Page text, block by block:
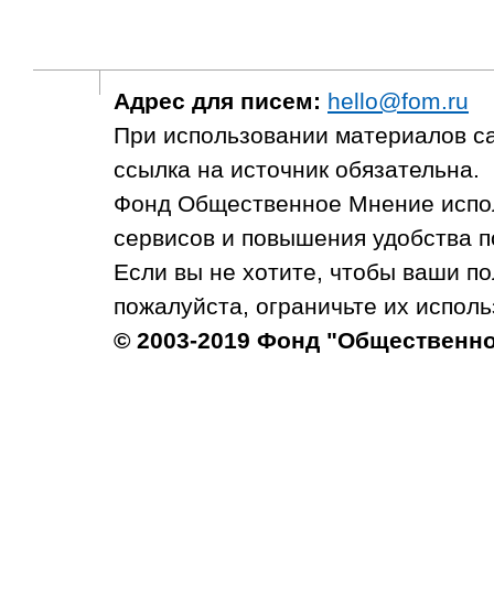
Адрес для писем: hello@fom.ru
При использовании материалов
ссылка на источник обязательна.
Фонд Общественное Мнение
сервисов и повышения удобства
Если вы не хотите, чтобы ваши
пожалуйста, ограничьте их
© 2003-2019 Фонд